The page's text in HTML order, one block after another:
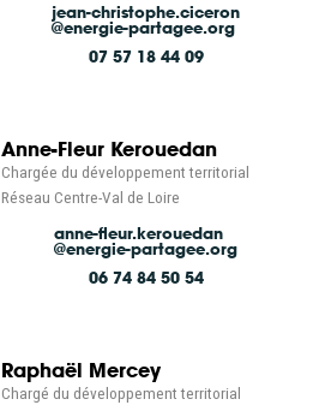
jean-christophe.ciceron
@energie-partagee.org
07 57 18 44 09
Anne-Fleur Kerouedan
Chargée du développement territorial
Réseau Centre-Val de Loire
anne-fleur.kerouedan
@energie-partagee.org
06 74 84 50 54
Raphaël Mercey
Chargé du développement territorial